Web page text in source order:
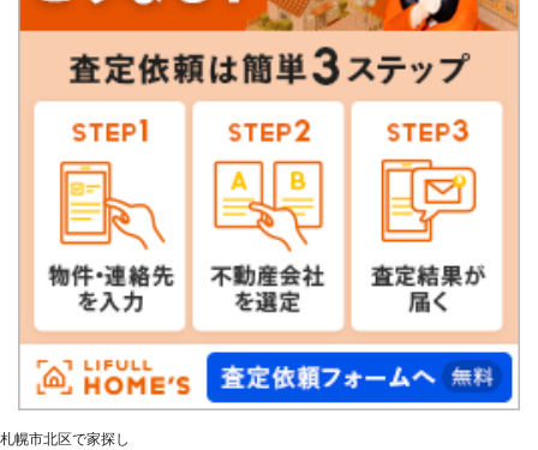
札幌市北区で家探し